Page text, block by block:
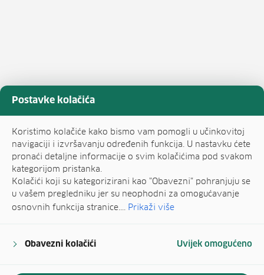
Postavke kolačića
Koristimo kolačiće kako bismo vam pomogli u učinkovitoj
navigaciji i izvršavanju određenih funkcija. U nastavku ćete
pronaći detaljne informacije o svim kolačićima pod svakom
kategorijom pristanka.
Kolačići koji su kategorizirani kao "Obavezni" pohranjuju se
u vašem pregledniku jer su neophodni za omogućavanje
osnovnih funkcija stranice.... Prikaži više
Obavezni kolačići Uvijek omogućeno